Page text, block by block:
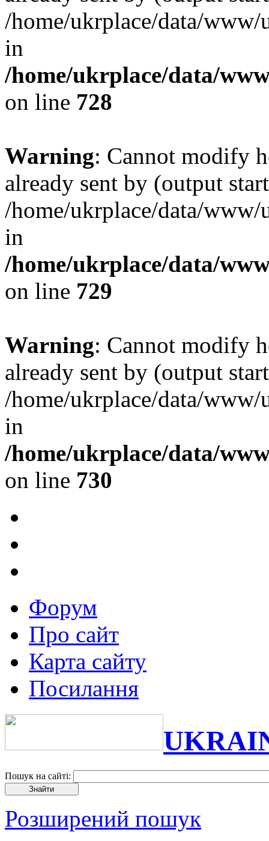
/home/ukrplace/data/
in
/home/ukrplace/data/
on line 728
Warning: Cannot modify
already sent by (output
/home/ukrplace/data/
in
/home/ukrplace/data/
on line 729
Warning: Cannot modify
already sent by (output
/home/ukrplace/data/
in
/home/ukrplace/data/
on line 730
Форум
Про сайт
Карта сайту
Посилання
Пошук на сайті:
Розширений пошук